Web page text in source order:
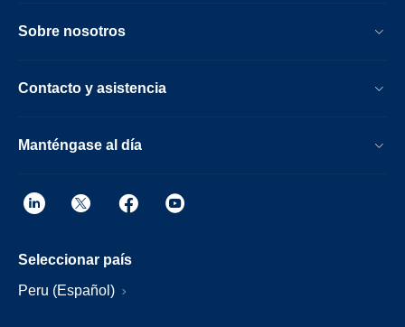
Sobre nosotros
Contacto y asistencia
Manténgase al día
Seleccionar país
Peru (Español)